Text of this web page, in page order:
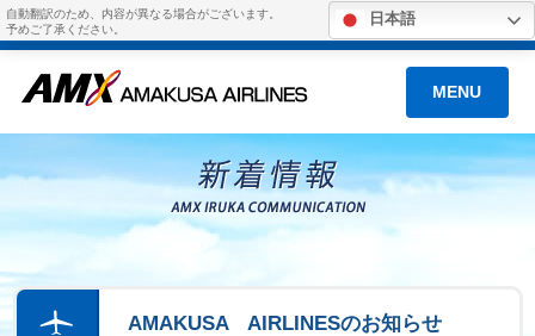
自動翻訳のため、内容が異なる場合がございます。
予めご了承ください。
日本語
MENU
AMAKUSA AIRLINESのお知らせ